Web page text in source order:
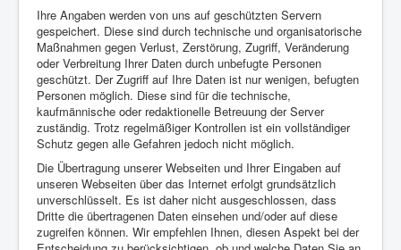
Ihre Angaben werden von uns auf geschützten Servern
gespeichert. Diese sind durch technische und organisatorische
Maßnahmen gegen Verlust, Zerstörung, Zugriff, Veränderung
oder Verbreitung Ihrer Daten durch unbefugte Personen
geschützt. Der Zugriff auf Ihre Daten ist nur wenigen, befugten
Personen möglich. Diese sind für die technische,
kaufmännische oder redaktionelle Betreuung der Server
zuständig. Trotz regelmäßiger Kontrollen ist ein vollständiger
Schutz gegen alle Gefahren jedoch nicht möglich.
Die Übertragung unserer Webseiten und Ihrer Eingaben auf
unseren Webseiten über das Internet erfolgt grundsätzlich
unverschlüsselt. Es ist daher nicht ausgeschlossen, dass
Dritte die übertragenen Daten einsehen und/oder auf diese
zugreifen können. Wir empfehlen Ihnen, diesen Aspekt bei der